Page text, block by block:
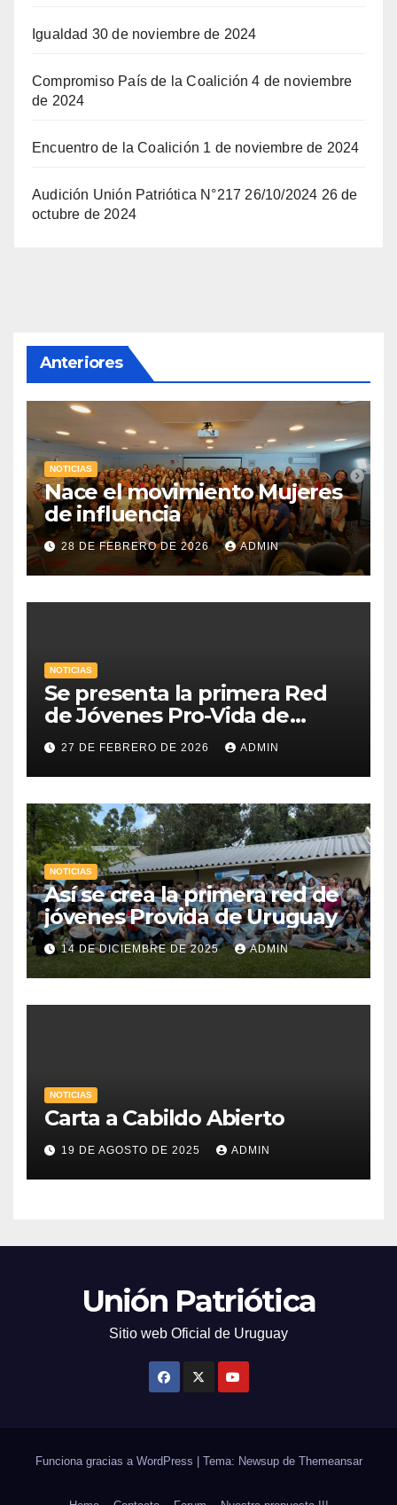
Igualdad 30 de noviembre de 2024
Compromiso País de la Coalición 4 de noviembre
de 2024
Encuentro de la Coalición 1 de noviembre de 2024
Audición Unión Patriótica N°217 26/10/2024 26 de
octubre de 2024
Anteriores
NOTICIAS
Nace el movimiento Mujeres
de influencia
28 DE FEBRERO DE 2026 ADMIN
NOTICIAS
Se presenta la primera Red
de Jóvenes Pro-Vida de
Uruguay
27 DE FEBRERO DE 2026 ADMIN
NOTICIAS
Así se crea la primera red de
jóvenes Provida de Uruguay
14 DE DICIEMBRE DE 2025 ADMIN
NOTICIAS
Carta a Cabildo Abierto
19 DE AGOSTO DE 2025 ADMIN
Unión Patriótica
Sitio web Oficial de Uruguay
Funciona gracias a WordPress Tema: Newsup de Themeansar